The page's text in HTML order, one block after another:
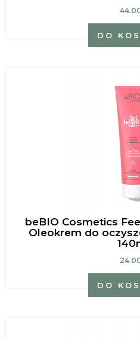
DO
beBIO Cosmetics
Oleokrem do
DO